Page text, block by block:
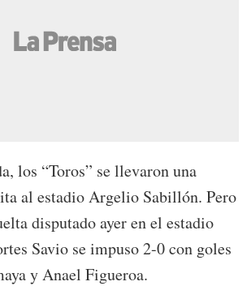
los “Toros” se llevaron una
al estadio Argelio Sabillón. Pero
disputado ayer en el estadio
Savio se impuso 2-0 con goles
y Anael Figueroa.